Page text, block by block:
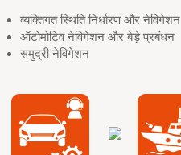
व्यक्तिगत स्थिति निर्धारण और नेविगेशन
ऑटोमोटिव नेविगेशन और बेड़े प्रबंधन
समुद्री नेविगेशन